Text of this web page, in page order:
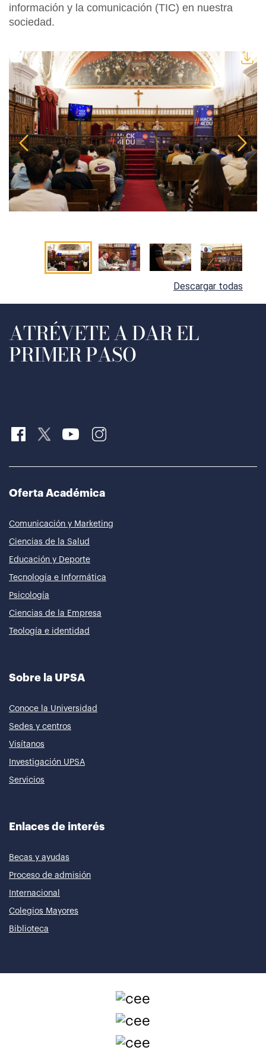
información y la comunicación (TIC) en nuestra
sociedad.
Descargar todas
ATRÉVETE A DAR EL
PRIMER PASO
Oferta Académica
Comunicación y Marketing
Ciencias de la Salud
Educación y Deporte
Tecnología e Informática
Psicología
Ciencias de la Empresa
Teología e identidad
Sobre la UPSA
Conoce la Universidad
Sedes y centros
Visítanos
Investigación UPSA
Servicios
Enlaces de interés
Becas y ayudas
Proceso de admisión
Internacional
Colegios Mayores
Biblioteca